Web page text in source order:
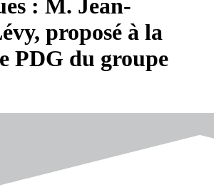
: M. Jean-
proposé à la
PDG du groupe